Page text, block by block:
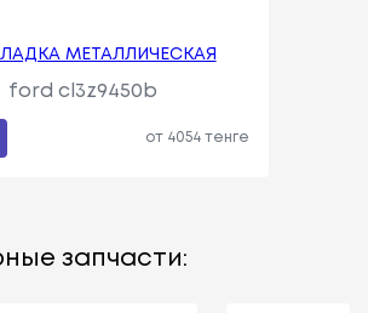
МЕТАЛЛИЧЕСКАЯ
ford cl3z9450b
от 4054 тенге
запчасти: